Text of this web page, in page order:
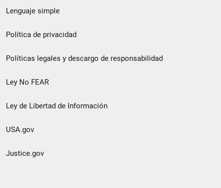
de
pie
de
página
Lenguaje simple
Política de privacidad
Políticas legales y descargo de responsabilidad
Ley No FEAR
Ley de Libertad de Información
USA.gov
Justice.gov